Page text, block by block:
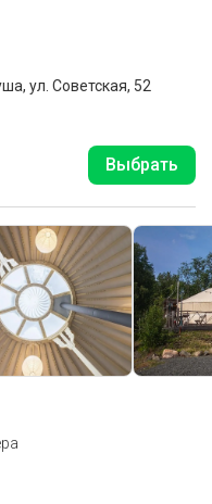
ул. Советская, 52
Выбрать